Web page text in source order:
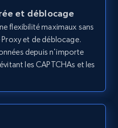
Headline, Post
user's articles by
et déblocage
flexibilité maximaux sans
et de déblocage.
depuis n'importe
les CAPTCHAs et les